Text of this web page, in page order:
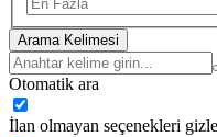
Arama Kelimesi
Otomatik ara
İlan olmayan seçenekleri gizle